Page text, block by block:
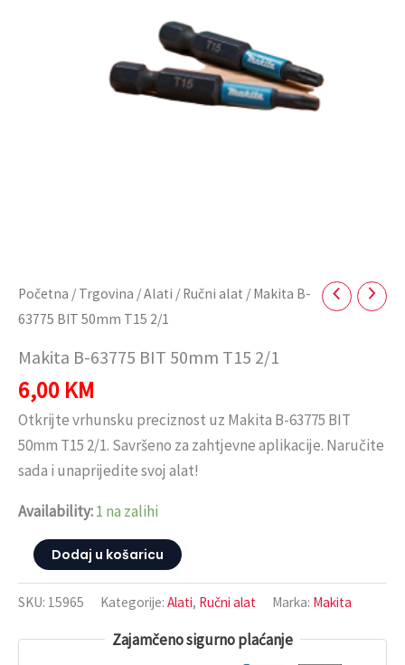
Početna / Trgovina /Alati / Ručni alat / Makita B-
63775 BIT 50mm T15 2/1
Makita B-63775 BIT 50mm T15 2/1
6,00 KM
Otkrijte vrhunsku preciznost uz Makita B-63775 BIT
50mm T15 2/1. Savršeno za zahtjevne aplikacije. Naručite
sada i unaprijedite svoj alat!
Availability:1 na zalihi
Dodaj u košaricu
SKU: 15965 Kategorije: Alati, Ručni alat Marka: Makita
Zajamčeno sigurno plaćanje